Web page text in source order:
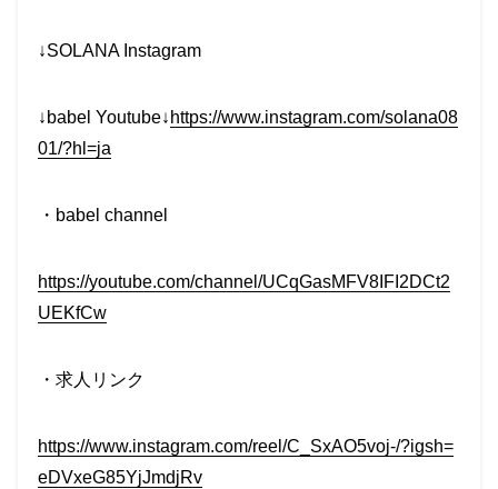
↓SOLANA Instagram
↓babel Youtube↓ https://www.instagram.com/solana08
01/?hl=ja
・babel channel
https://youtube.com/channel/UCqGasMFV8IFI2DCt2
UEKfCw
・求人リンク
https://www.instagram.com/reel/C_SxAO5voj-/?igsh=
eDVxeG85YjJmdjRv